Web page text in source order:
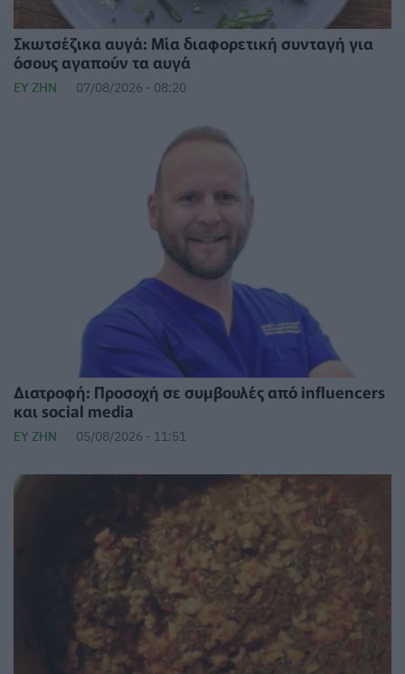
Σκωτσέζικα αυγά: Μία διαφορετική συνταγή για
όσους αγαπούν τα αυγά
ΕΥ ΖΗΝ 07/08/2026 - 08:20
Διατροφή: Προσοχή σε συμβουλές από influencers
και social media
ΕΥ ΖΗΝ 05/08/2026 - 11:51